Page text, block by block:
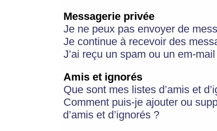
Messagerie privée
Je ne peux pas envoyer de
Je continue à recevoir des
J’ai reçu un spam ou un em-
Amis et ignorés
Que sont mes listes d’amis et
Comment puis-je ajouter ou
d’amis et d’ignorés ?